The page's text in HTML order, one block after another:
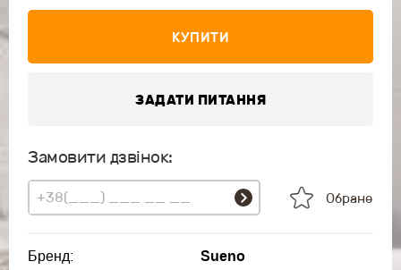
КУПИТИ
ЗАДАТИ ПИТАННЯ
Замовити дзвінок:
Обране
Бренд:
Sueno